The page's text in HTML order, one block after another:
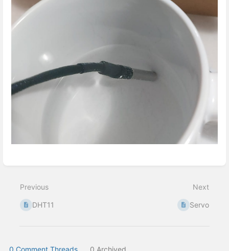
mode
Previous
DHT11
Next
Servo
0 Comment Threads 0 Archived